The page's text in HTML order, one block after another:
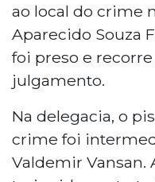
ao local do crime
Aparecido Souza
foi preso e recorre
julgamento.
Na delegacia, o
crime foi
Valdemir Vansan.